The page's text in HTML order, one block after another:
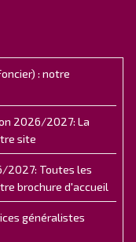
: notre
2026/2027: La
site
2027: Toutes les
brochure d'accueil
généralistes